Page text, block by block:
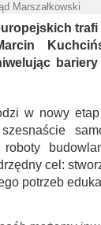
Marszałkowski
w nowy
cel:
potrzeb